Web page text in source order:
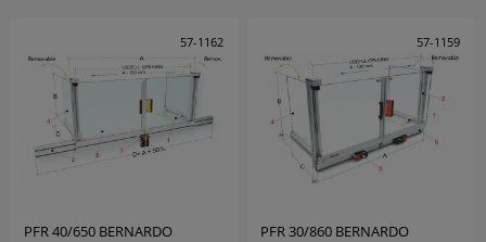
57-1162
PFR 40/650 BERNARDO
57-1159
PFR 30/860 BERNARDO